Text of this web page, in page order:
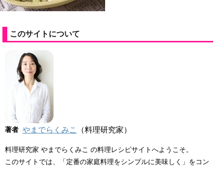
このサイトについて
著者 やまでらくみこ （料理研究家）
料理研究家 やまでらくみこ の料理レシピサイトへようこそ。
このサイトでは、「定番の家庭料理をシンプルに美味しく」をコン